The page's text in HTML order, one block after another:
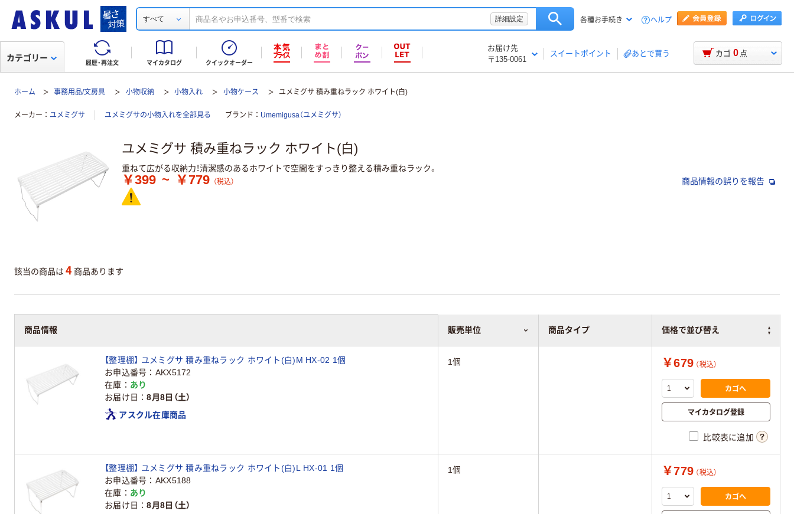
すべて 詳細設定 各種お手続き ヘルプ
履歴・再注文 マイカタログ クイックオーダー
お届け先
〒135-0061
スイートポイント あとで買う
カテゴリー カゴ 0 点
ホーム 事務用品/文房具 小物収納 小物入れ 小物ケース ユメミグサ 積み重ねラック ホワイト(白)
メーカー ユメミグサ ユメミグサの小物入れを全部見る ブランド Umemigusa（ユメミグサ）
ユメミグサ 積み重ねラック ホワイト(白)
重ねて広がる収納力！清潔感のあるホワイトで空間をすっきり整える積み重ねラック。
￥399 ~ ￥779 （税込） 商品情報の誤りを報告
該当の商品は 4 商品あります
商品情報 販売単位 商品タイプ 価格で並び替え
【整理棚】 ユメミグサ 積み重ねラック ホワイト(白)M HX-02 1個
お申込番号
AKX5172
在庫
あり
お届け日
8月8日（土）
アスクル在庫商品
1個 ￥679 （税込）
カゴへ
マイカタログ登録
比較表に追加
【整理棚】 ユメミグサ 積み重ねラック ホワイト(白)L HX-01 1個
お申込番号
AKX5188
在庫
あり
お届け日
8月8日（土）
1個 ￥779 （税込）
カゴへ